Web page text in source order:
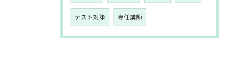
テスト対策 専任講師